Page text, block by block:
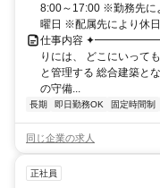
8:00～17:00 ※勤務先に
曜日 ※配属先により休
仕事内容
りには、 どこにいって
と管理する 総合建築と
の守備...
長期 即日勤務OK 固定時間制
同じ企業の求人
正社員